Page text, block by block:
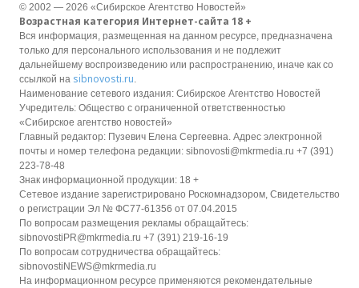
© 2002 — 2026 «Сибирское Агентство Новостей»
Возрастная категория Интернет-сайта 18 +
Вся информация, размещенная на данном ресурсе, предназначена
только для персонального использования и не подлежит
дальнейшему воспроизведению или распространению, иначе как со
ссылкой на sibnovosti.ru
Наименование сетевого издания: Сибирское Агентство Новостей
Учредитель: Общество с ограниченной ответственностью
«Сибирское агентство новостей»
Главный редактор: Пузевич Елена Сергеевна. Адрес электронной
почты и номер телефона редакции: sibnovosti@mkrmedia.ru +7 (391)
223-78-48
Знак информационной продукции: 18 +
Сетевое издание зарегистрировано Роскомнадзором, Свидетельство
о регистрации Эл № ФС77-61356 от 07.04.2015
По вопросам размещения рекламы обращайтесь:
sibnovostiPR@mkrmedia.ru +7 (391) 219-16-19
По вопросам сотрудничества обращайтесь:
sibnovostiNEWS@mkrmedia.ru
На информационном ресурсе применяются рекомендательные